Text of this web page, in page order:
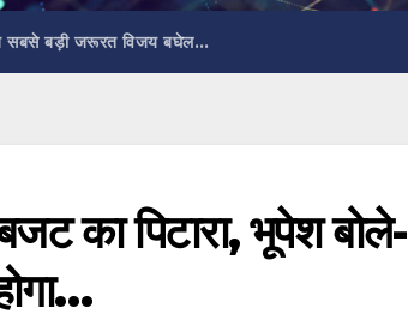
बड़ी जरूरत विजय बघेल…
का पिटारा, भूपेश बोले-